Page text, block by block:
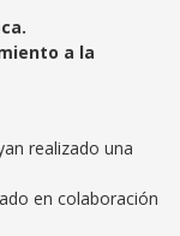
a la
realizado una
en colaboración